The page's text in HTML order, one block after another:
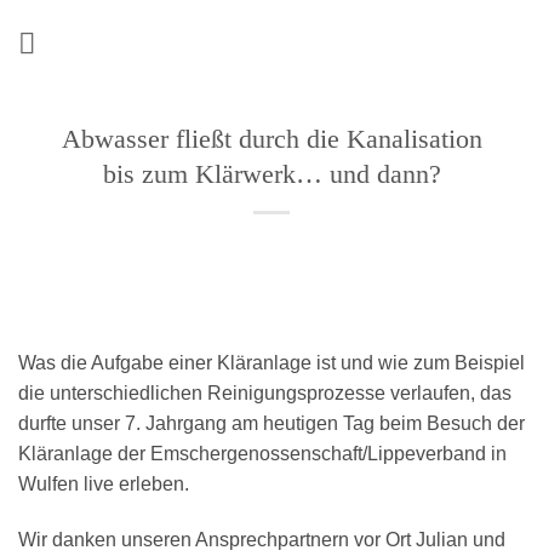
Abwasser fließt durch die Kanalisation
bis zum Klärwerk… und dann?
Was die Aufgabe einer Kläranlage ist und wie zum Beispiel
die unterschiedlichen Reinigungsprozesse verlaufen, das
durfte unser 7. Jahrgang am heutigen Tag beim Besuch der
Kläranlage der Emschergenossenschaft/Lippeverband in
Wulfen live erleben.
Wir danken unseren Ansprechpartnern vor Ort Julian und